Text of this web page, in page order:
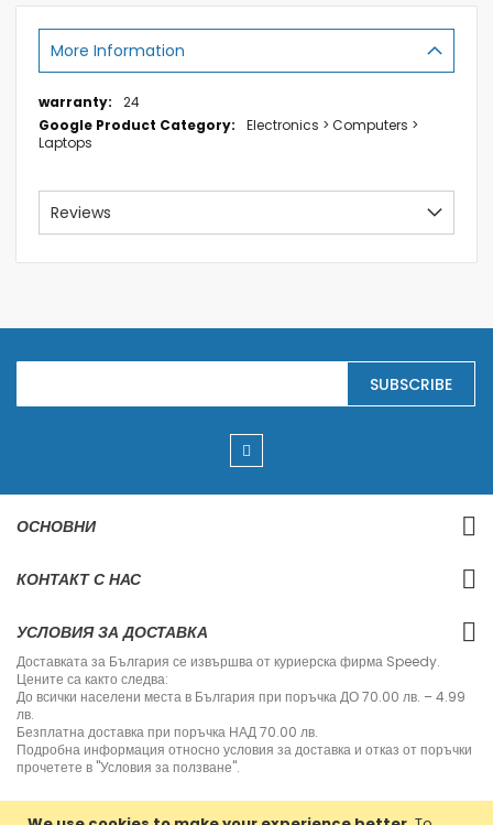
More Information
More
Information
24
Electronics > Computers >
Laptops
Reviews
S
g
o
O
N
s
e
t
t
e
r
:
SUBSCRIBE
ОСНОВНИ
КОНТАКТ С НАС
УСЛОВИЯ ЗА ДОСТАВКА
Доставката за България се извършва от куриерска фирма Speedy.
Цените са както следва:
До всички населени места в България при поръчка ДО 70.00 лв. – 4.99
лв.
Безплатна доставка при поръчка НАД 70.00 лв.
Подробна информация относно условия за доставка и отказ от поръчки
прочетете в "Условия за ползване".